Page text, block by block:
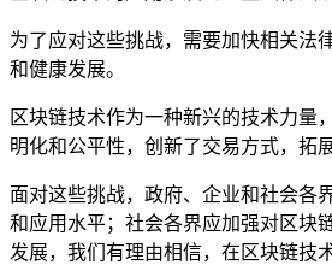
为了应对这些挑战，需要加快相关法
和健康发展。
区块链技术作为一种新兴的技术力量
明化和公平性，创新了交易方式，拓
面对这些挑战，政府、企业和社会各
和应用水平；社会各界应加强对区块
发展，我们有理由相信，在区块链技